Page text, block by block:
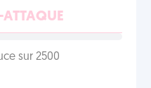
ATTAQUE
sur 2500